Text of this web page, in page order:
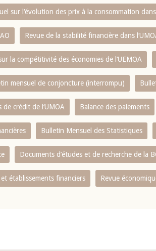
sur l‘évolution des prix à la consommation
Revue de la stabilité financière dans
la compétitivité des économies de l‘UEMOA
mensuel de conjoncture (interrompu)
crédit de l‘UMOA Balance des paiements
Bulletin Mensuel des Statistiques
Documents d’études et de recherche de la
établissements financiers Revue